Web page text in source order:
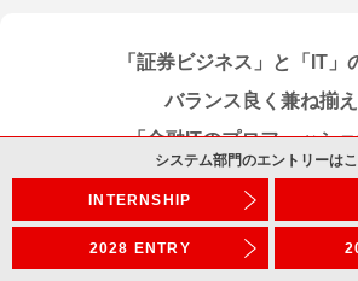
「証券ビジネス」と「IT」
バランス良く 兼ね揃
「金融ITのプロフェッシ
証券ビジネスやシステムに関連する知識や
るジェネラリストやIT技術の専門性を追求
システム部門のエントリーは
INTERNSHIP
2028 ENTRY